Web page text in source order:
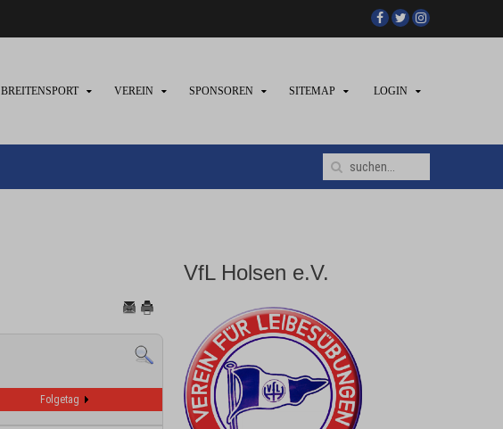
BREITENSPORT VEREIN SPONSOREN SITEMAP LOGIN
Folgetag
VfL Holsen e.V.